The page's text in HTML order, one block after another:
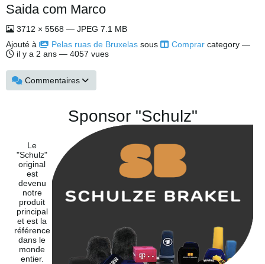
Saida com Marco
3712 × 5568 — JPEG 7.1 MB
Ajouté à
Pelas ruas de Bruxelas sous Comprar category —
il y a 2 ans — 4057 vues
Commentaires
Sponsor "Schulz"
Le
"Schulz"
original
est
devenu
notre
produit
principal
et est la
référence
dans le
monde
entier.